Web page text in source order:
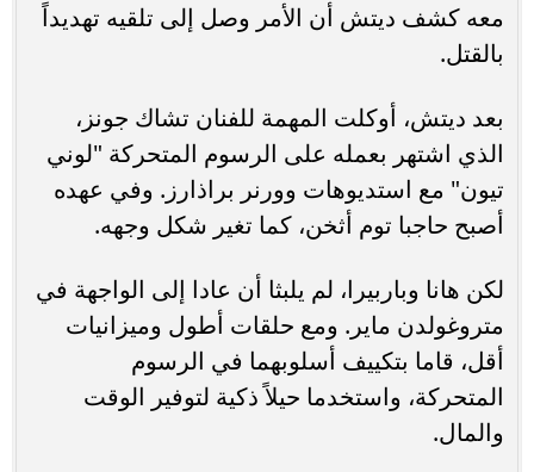
معه كشف ديتش أن الأمر وصل إلى تلقيه تهديداً
بالقتل.
بعد ديتش، أوكلت المهمة للفنان تشاك جونز،
الذي اشتهر بعمله على الرسوم المتحركة "لوني
تيون" مع استديوهات وورنر براذارز. وفي عهده
أصبح حاجبا توم أثخن، كما تغير شكل وجهه.
لكن هانا وباربيرا، لم يلبثا أن عادا إلى الواجهة في
متروغولدن ماير. ومع حلقات أطول وميزانيات
أقل، قاما بتكييف أسلوبهما في الرسوم
المتحركة، واستخدما حيلاً ذكية لتوفير الوقت
والمال.